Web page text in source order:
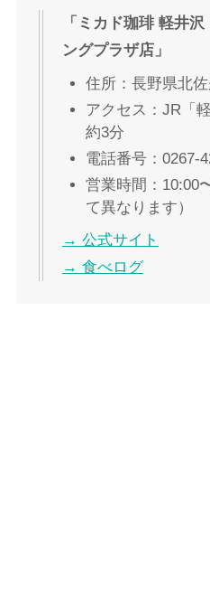
「ミカド珈琲 軽井
ングプラザ店」
住所：長野県北
アクセス：JR「
約3分
電話番号：0267-
営業時間：10:00
て異なります）
→ 公式サイト
→ 食べログ